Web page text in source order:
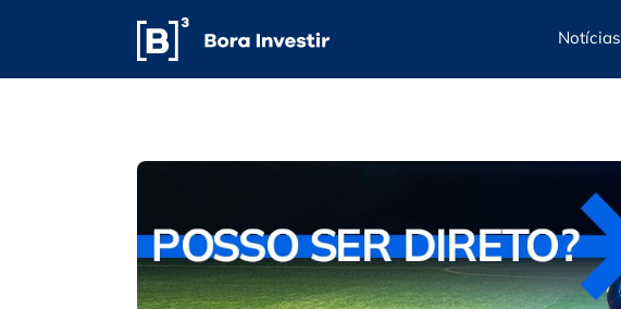
Notícias